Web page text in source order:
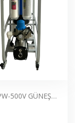
GES-PW-500V GÜNEŞ PANELLERİ İÇİN MOBİL SAF SU ARITMA SİSTEMLERİ